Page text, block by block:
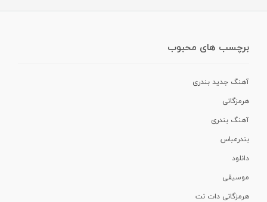
برچسب های محبوب
آهنگ جدید بندری
هرمزگانی
آهنگ بندری
بندرعباس
دانلود
موسیقی
هرمزگانی دات نت